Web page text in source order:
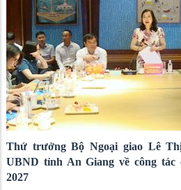
Thứ trưởng Bộ Ngoại giao Lê
UBND tỉnh An Giang về công tác
2027